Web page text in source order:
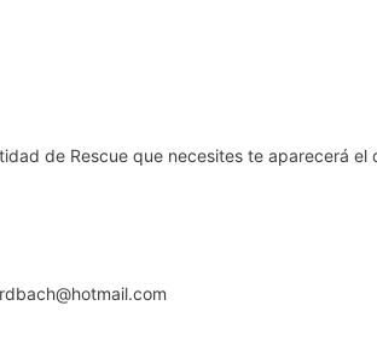
de Rescue que necesites te aparecerá